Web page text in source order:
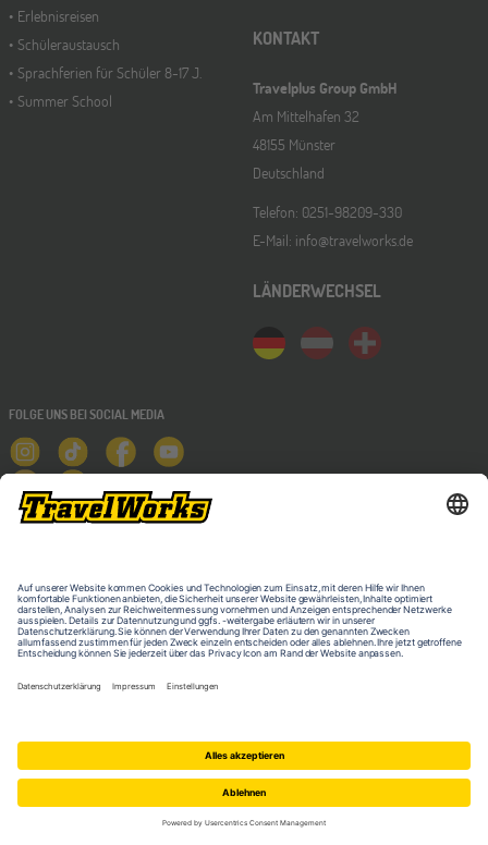
Erlebnisreisen
Schüleraustausch
Sprachferien für Schüler 8-17 J.
Summer School
KONTAKT
Travelplus Group GmbH
Am Mittelhafen 32
48155 Münster
Deutschland
Telefon: 0251-98209-330
E-Mail: info@travelworks.de
LÄNDERWECHSEL
FOLGE UNS BEI SOCIAL MEDIA